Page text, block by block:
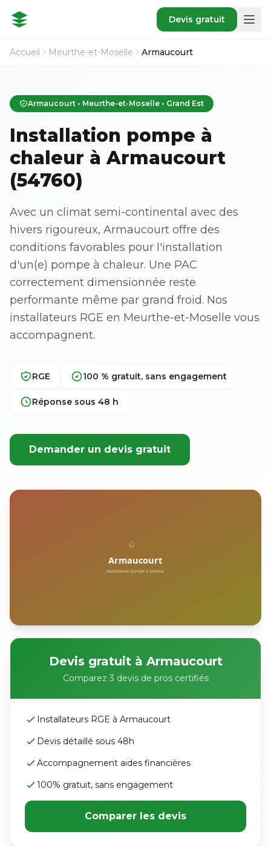
Devis gratuit
Accueil Meurthe-et-Moselle Armaucourt
Armaucourt • Meurthe-et-Moselle • Grand Est
Installation pompe à
chaleur à Armaucourt
(54760)
Avec un climat semi-continental avec des
hivers rigoureux, Armaucourt offre des
conditions favorables pour l'installation
d'un(e) pompe à chaleur. Une PAC
correctement dimensionnée reste
performante même par grand froid. Nos
installateurs RGE en Meurthe-et-Moselle vous
accompagnent.
RGE 100 % gratuit, sans engagement
Réponse sous 48 h
Demander un devis gratuit
Devis gratuit à Armaucourt
Comparez 3 devis de pros certifiés
Installateurs RGE à Armaucourt
Devis détaillé sous 48h
Accompagnement aides financières
100% gratuit, sans engagement
Comparer les devis